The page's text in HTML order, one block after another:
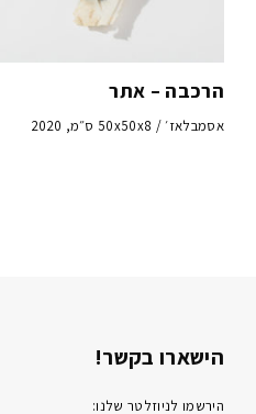
הרכבה – אתר
אסמבלאז׳ / 50x50x8 ס״מ, 2020
הישארו בקשר!
הירשמו לניוזלטר שלנו: